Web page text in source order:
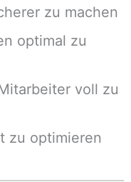
zu machen
optimal zu
voll zu
zu optimieren